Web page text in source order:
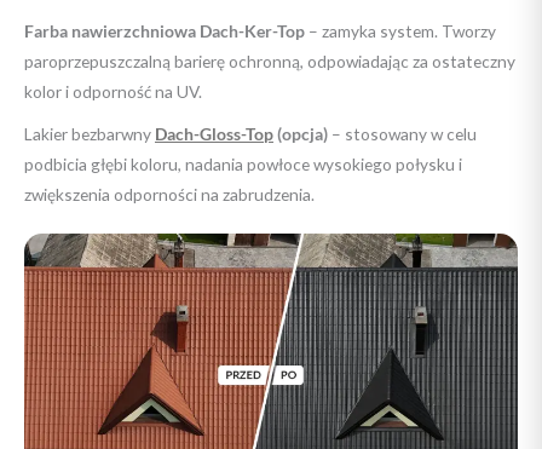
Farba nawierzchniowa Dach-Ker-Top – zamyka system. Tworzy
paroprzepuszczalną barierę ochronną, odpowiadając za ostateczny
kolor i odporność na UV.
Lakier bezbarwny Dach-Gloss-Top(opcja) – stosowany w celu
podbicia głębi koloru, nadania powłoce wysokiego połysku i
zwiększenia odporności na zabrudzenia.